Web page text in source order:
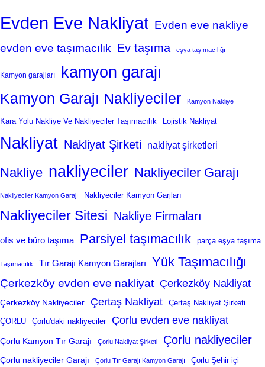
Evden Eve Nakliyat Evden eve nakliye
evden eve taşımacılık Ev taşıma eşya taşımacılığı
Kamyon garajları kamyon garajı
Kamyon Garajı Nakliyeciler Kamyon Nakliye
Kara Yolu Nakliye Ve Nakliyeciler Taşımacılık Lojistik Nakliyat
Nakliyat Nakliyat Şirketi nakliyat şirketleri
Nakliye nakliyeciler Nakliyeciler Garajı
Nakliyeciler Kamyon Garajı Nakliyeciler Kamyon Garjları
Nakliyeciler Sitesi Nakliye Firmaları
ofis ve büro taşıma Parsiyel taşımacılık parça eşya taşıma
Taşımacılık Tır Garajı Kamyon Garajları Yük Taşımacılığı
Çerkezköy evden eve nakliyat Çerkezköy Nakliyat
Çerkezköy Nakliyeciler Çertaş Nakliyat Çertaş Nakliyat Şirketi
ÇORLU Çorlu'daki nakliyeciler Çorlu evden eve nakliyat
Çorlu Kamyon Tır Garajı Çorlu Nakliyat Şirketi Çorlu nakliyeciler
Çorlu nakliyeciler Garajı Çorlu Tır Garajı Kamyon Garajı Çorlu Şehir içi